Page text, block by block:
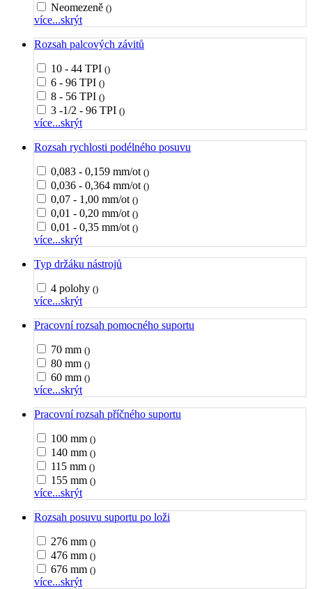
Neomezeně ()
více...skrýt
Rozsah palcových závitů
10 - 44 TPI ()
6 - 96 TPI ()
8 - 56 TPI ()
3 -1/2 - 96 TPI ()
více...skrýt
Rozsah rychlosti podélného posuvu
0,083 - 0,159 mm/ot ()
0,036 - 0,364 mm/ot ()
0,07 - 1,00 mm/ot ()
0,01 - 0,20 mm/ot ()
0,01 - 0,35 mm/ot ()
více...skrýt
Typ držáku nástrojů
4 polohy ()
více...skrýt
Pracovní rozsah pomocného suportu
70 mm ()
80 mm ()
60 mm ()
více...skrýt
Pracovní rozsah příčného suportu
100 mm ()
140 mm ()
115 mm ()
155 mm ()
více...skrýt
Rozsah posuvu suportu po loži
276 mm ()
476 mm ()
676 mm ()
více...skrýt